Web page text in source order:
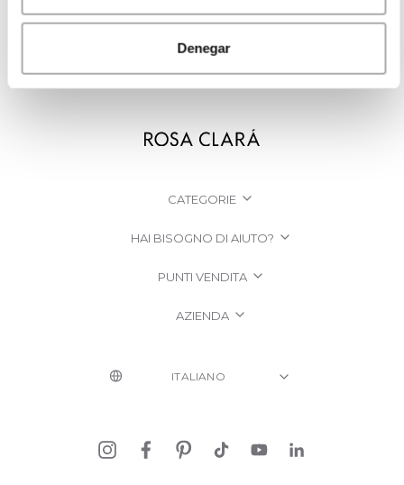
Denegar
CATEGORIE
HAI BISOGNO DI AIUTO?
PUNTI VENDITA
AZIENDA